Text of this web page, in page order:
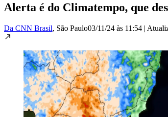
Alerta é do Climatempo, que
Da CNN Brasil, São Paulo03/11/24 às 11:54 |